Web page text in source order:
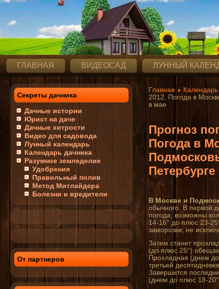
ГЛАВНАЯ ВИДЕОСАД ЛУННЫЙ
Секреты дачника
Дачные истории
Юрист на даче
Дачные хитрости
Видео для садовода
Лунный календарь
Календарь дачника
Разумное земледелие
Удобрения
Правильный полив
Метод Митлайдера
Болезни и вредители
От партнеров
Главная
2012. Погода в
в мае
Прогноз
Погода в
В Москве и
обычного. В первой
погода, возможны
14-16° до плюс 23-
заморозки, не
Затем станет
(до плюс 25°)
Прохладная (днем
третьей
Завершится
(днем до плюс 18-